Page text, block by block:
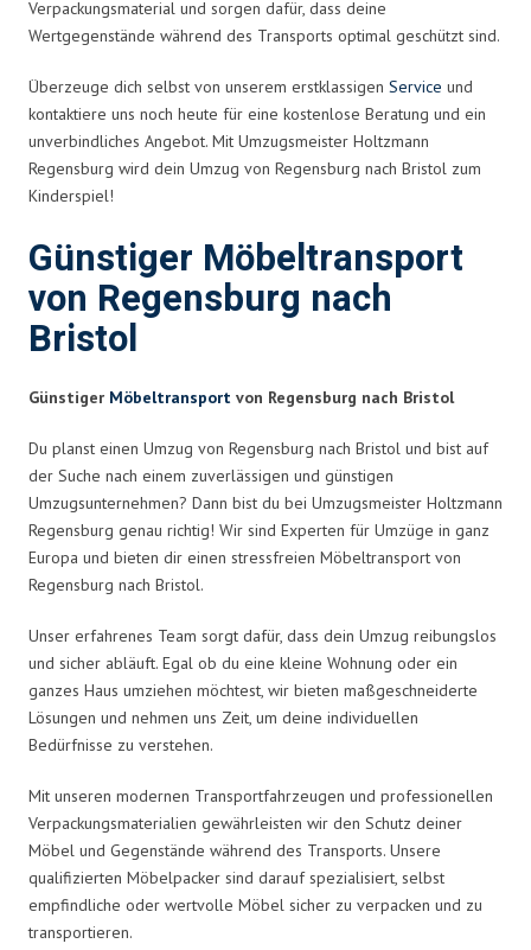
Verpackungsmaterial und sorgen dafür, dass deine
Wertgegenstände während des Transports optimal geschützt sind.
Überzeuge dich selbst von unserem erstklassigen Service und
kontaktiere uns noch heute für eine kostenlose Beratung und ein
unverbindliches Angebot. Mit Umzugsmeister Holtzmann
Regensburg wird dein Umzug von Regensburg nach Bristol zum
Kinderspiel!
Günstiger Möbeltransport
von Regensburg nach
Bristol
Günstiger Möbeltransport von Regensburg nach Bristol
Du planst einen Umzug von Regensburg nach Bristol und bist auf
der Suche nach einem zuverlässigen und günstigen
Umzugsunternehmen? Dann bist du bei Umzugsmeister Holtzmann
Regensburg genau richtig! Wir sind Experten für Umzüge in ganz
Europa und bieten dir einen stressfreien Möbeltransport von
Regensburg nach Bristol.
Unser erfahrenes Team sorgt dafür, dass dein Umzug reibungslos
und sicher abläuft. Egal ob du eine kleine Wohnung oder ein
ganzes Haus umziehen möchtest, wir bieten maßgeschneiderte
Lösungen und nehmen uns Zeit, um deine individuellen
Bedürfnisse zu verstehen.
Mit unseren modernen Transportfahrzeugen und professionellen
Verpackungsmaterialien gewährleisten wir den Schutz deiner
Möbel und Gegenstände während des Transports. Unsere
qualifizierten Möbelpacker sind darauf spezialisiert, selbst
empfindliche oder wertvolle Möbel sicher zu verpacken und zu
transportieren.